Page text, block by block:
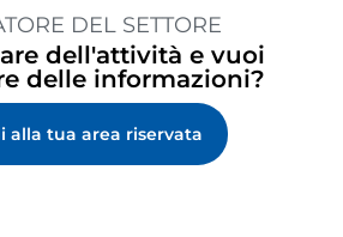
DEL SETTORE
dell'attività e vuoi
delle informazioni?
alla tua area riservata